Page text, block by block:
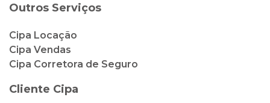
Outros Serviços
Cipa Locação
Cipa Vendas
Cipa Corretora de Seguro
Cliente Cipa